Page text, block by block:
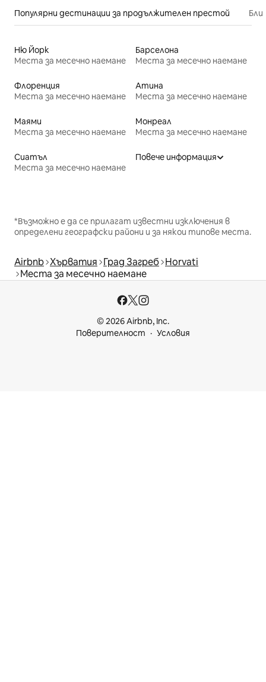
Популярни дестинации за продължителен престой
Ню Йорк
Места за месечно наемане
Барселона
Места за месечно наемане
Флоренция
Места за месечно наемане
Атина
Места за месечно наемане
Маями
Места за месечно наемане
Монреал
Места за месечно наемане
Сиатъл
Места за месечно наемане
Повече информация
*Възможно е да се прилагат известни изключения в
определени географски райони и за някои типове места.
Airbnb Хърватия Град Загреб Horvati
Места за месечно наемане
© 2026 Airbnb, Inc.
Поверителност
Условия